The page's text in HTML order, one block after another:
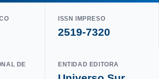
ISSN IMPRESO
2519-7320
DE
ENTIDAD EDITORA